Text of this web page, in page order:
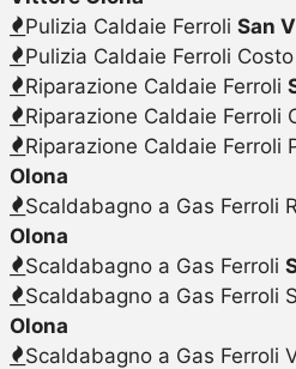
Pulizia Caldaie Ferroli San
Pulizia Caldaie Ferroli Costo
Riparazione Caldaie Ferroli
Riparazione Caldaie Ferroli
Riparazione Caldaie Ferroli
Olona
Scaldabagno a Gas Ferroli
Olona
Scaldabagno a Gas Ferroli
Scaldabagno a Gas Ferroli
Olona
Scaldabagno a Gas Ferroli